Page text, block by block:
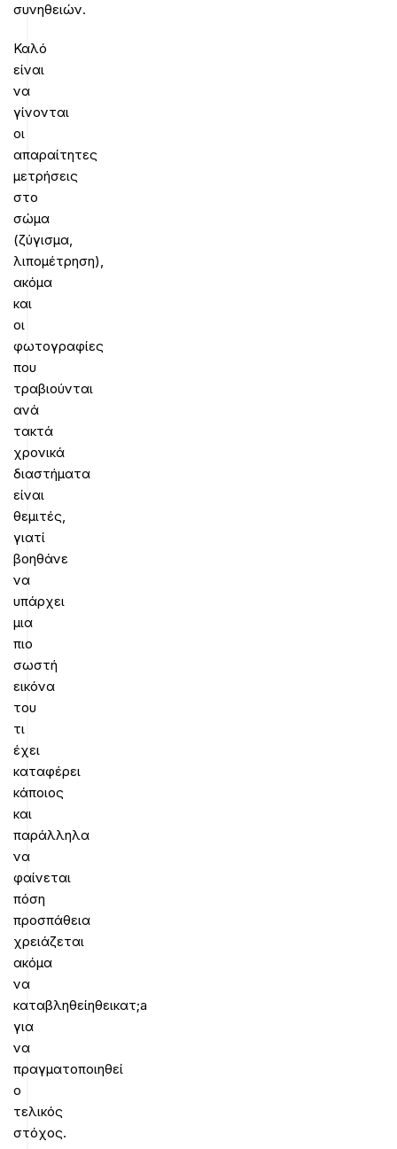
συνηθειών.
Καλό
είναι
να
γίνονται
οι
απαραίτητες
μετρήσεις
στο
σώμα
(ζύγισμα,
λιπομέτρηση),
ακόμα
και
οι
φωτογραφίες
που
τραβιούνται
ανά
τακτά
χρονικά
διαστήματα
είναι
θεμιτές,
γιατί
βοηθάνε
να
υπάρχει
μια
πιο
σωστή
εικόνα
του
τι
έχει
καταφέρει
κάποιος
και
παράλληλα
να
φαίνεται
πόση
προσπάθεια
χρειάζεται
ακόμα
να
καταβληθείηθεικατ;a
για
να
πραγματοποιηθεί
ο
τελικός
στόχος.